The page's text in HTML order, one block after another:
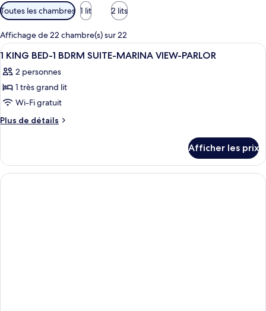
Filtres
disponibles
pour
les
chambres
Toutes les chambres 1 lit 2 lits
Affichage de 22 chambre(s) sur 22
Afficher
toutes
les
photos
pour
ce
chambre :
KING
Une chambre d’hôtel équipée d’un
15
1 KING BED-1 BDRM SUITE-MARINA VIEW-PARLOR
2 personnes
1 très grand lit
Wi-Fi gratuit
Plus de détails
Plus
1
KING
BED-
Afficher les prix